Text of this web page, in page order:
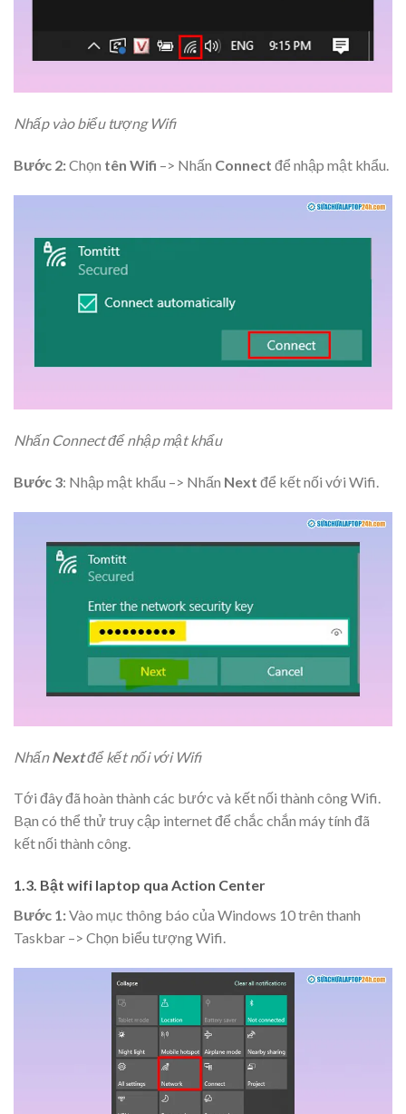
Nhấp vào biểu tượng Wifi
Bước 2:Chọn tên Wifi –> Nhấn Connect để nhập mật khẩu.
Nhấn Connect để nhập mật khẩu
Bước 3: Nhập mật khẩu –> Nhấn Next để kết nối với Wifi.
NhấnNextđể kết nối với Wifi
Tới đây đã hoàn thành các bước và kết nối thành công Wifi.
Bạn có thể thử truy cập internet để chắc chắn máy tính đã
kết nối thành công.
1.3. Bật wifi laptop qua Action Center
Bước 1:Vào mục thông báo của Windows 10 trên thanh
Taskbar –> Chọn biểu tượng Wifi.